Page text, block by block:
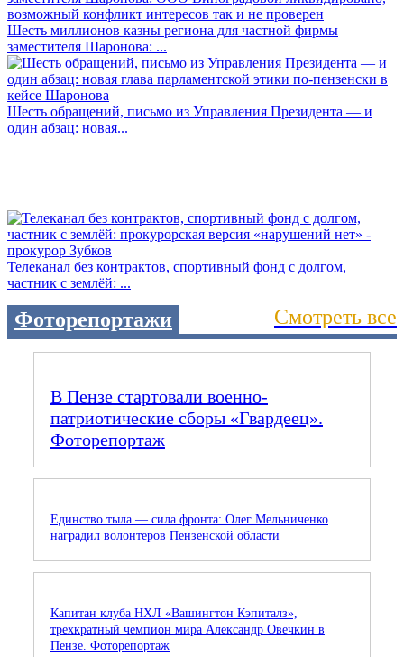
Шесть миллионов казны региона для частной фирмы
заместителя Шаронова: ...
Шесть обращений, письмо из Управления Президента — и
один абзац: новая...
Телеканал без контрактов, спортивный фонд с долгом,
частник с землёй: ...
Фоторепортажи Смотреть все
В Пензе стартовали военно-
патриотические сборы «Гвардеец».
Фоторепортаж
Единство тыла — сила фронта: Олег Мельниченко
наградил волонтеров Пензенской области
Капитан клуба НХЛ «Вашингтон Кэпиталз»,
трехкратный чемпион мира Александр Овечкин в
Пензе. Фоторепортаж